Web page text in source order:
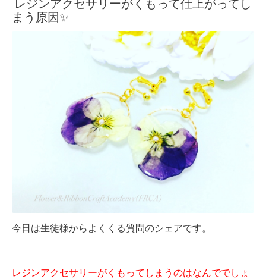
レジンアクセサリーがくもって仕上がってし
まう原因✨
今日は生徒様からよくくる質問のシェアです。
レジンアクセサリーがくもってしまうのはなんででしょ